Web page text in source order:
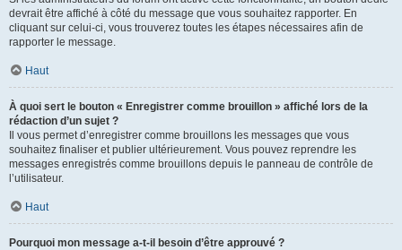
devrait être affiché à côté du message que vous souhaitez rapporter. En
cliquant sur celui-ci, vous trouverez toutes les étapes nécessaires afin de
rapporter le message.
Haut
À quoi sert le bouton « Enregistrer comme brouillon » affiché lors de la
rédaction d’un sujet ?
Il vous permet d’enregistrer comme brouillons les messages que vous
souhaitez finaliser et publier ultérieurement. Vous pouvez reprendre les
messages enregistrés comme brouillons depuis le panneau de contrôle de
l’utilisateur.
Haut
Pourquoi mon message a-t-il besoin d’être approuvé ?